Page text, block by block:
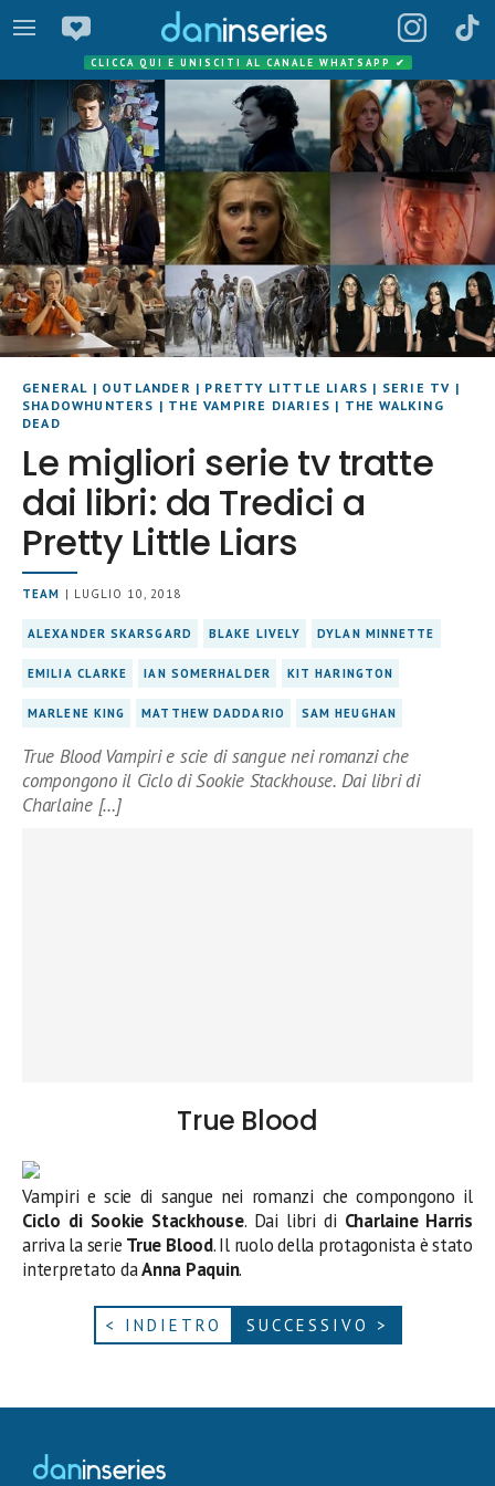
CLICCA QUI E UNISCITI AL CANALE WHATSAPP ✔
GENERAL | OUTLANDER | PRETTY LITTLE LIARS | SERIE TV |
SHADOWHUNTERS | THE VAMPIRE DIARIES | THE WALKING
DEAD
Le migliori serie tv tratte
dai libri: da Tredici a
Pretty Little Liars
TEAM | LUGLIO 10, 2018
ALEXANDER SKARSGARD BLAKE LIVELY DYLAN MINNETTE
EMILIA CLARKE IAN SOMERHALDER KIT HARINGTON
MARLENE KING MATTHEW DADDARIO SAM HEUGHAN
True Blood Vampiri e scie di sangue nei romanzi che
compongono il Ciclo di Sookie Stackhouse. Dai libri di
Charlaine […]
True Blood
Vampiri e scie di sangue nei romanzi che compongono il
Ciclo di Sookie Stackhouse. Dai libri di Charlaine Harris
arriva la serie True Blood. Il ruolo della protagonista è stato
interpretato daAnna Paquin.
< INDIETRO SUCCESSIVO >